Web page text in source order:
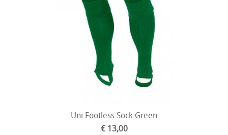
Uni Footless Sock Green
€ 13,00